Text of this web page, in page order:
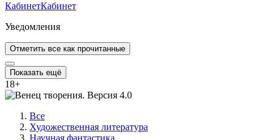
КабинетКабинет
Уведомления
Отметить все как прочитанные
Показать ещё
18+
Все
Художественная литература
Научная фантастика